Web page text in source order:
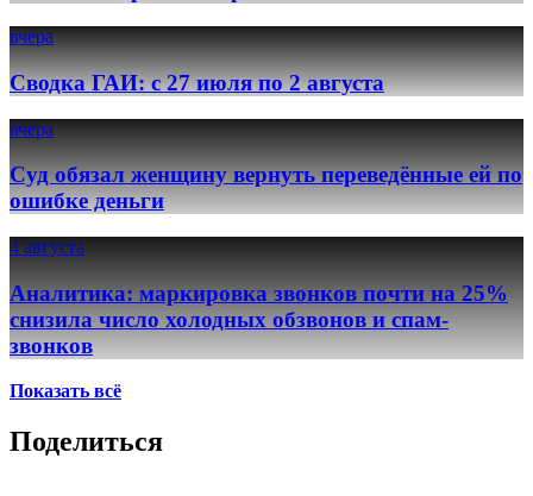
вчера
Сводка ГАИ: с 27 июля по 2 августа
вчера
Суд обязал женщину вернуть переведённые ей по
ошибке деньги
4 августа
Аналитика: маркировка звонков почти на 25%
снизила число холодных обзвонов и спам-
звонков
Показать всё
Поделиться